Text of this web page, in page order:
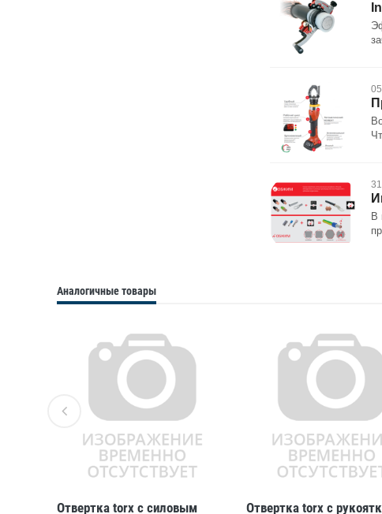
В
Аналогичные товары
Отвертка torx с силовым
Отвертка torx с